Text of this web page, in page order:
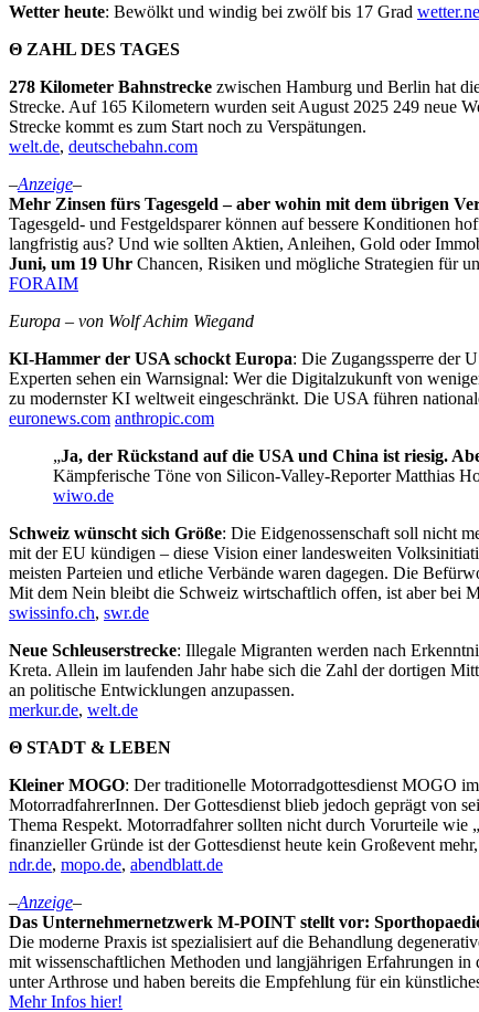
Wetter heute: Bewölkt und windig bei zwölf bis 17 Grad
Θ ZAHL DES TAGES
278 Kilometer Bahnstrecke zwischen Hamburg und Berlin hat
Strecke. Auf 165 Kilometern wurden seit August 2025 249 neue
Strecke kommt es zum Start noch zu Verspätungen.
welt.de, deutschebahn.com
–Anzeige–
Mehr Zinsen fürs Tagesgeld – aber wohin mit dem übrigen
Tagesgeld- und Festgeldsparer können auf bessere Konditionen
langfristig aus? Und wie sollten Aktien, Anleihen, Gold oder
Juni, um 19 Uhr Chancen, Risiken und mögliche Strategien für
FORAIM
Europa – von Wolf Achim Wiegand
KI-Hammer der USA schockt Europa: Die Zugangssperre der
Experten sehen ein Warnsignal: Wer die Digitalzukunft von
zu modernster KI weltweit eingeschränkt. Die USA führen
euronews.com anthropic.com
„Ja, der Rückstand auf die USA und China ist riesig.
Kämpferische Töne von Silicon-Valley-Reporter Matthias
wiwo.de
Schweiz wünscht sich Größe: Die Eidgenossenschaft soll nicht
mit der EU kündigen – diese Vision einer landesweiten
meisten Parteien und etliche Verbände waren dagegen. Die
Mit dem Nein bleibt die Schweiz wirtschaftlich offen, ist aber bei
swissinfo.ch, swr.de
Neue Schleuserstrecke: Illegale Migranten werden nach
Kreta. Allein im laufenden Jahr habe sich die Zahl der dortigen
an politische Entwicklungen anzupassen.
merkur.de, welt.de
Θ STADT & LEBEN
Kleiner MOGO: Der traditionelle Motorradgottesdienst MOGO
MotorradfahrerInnen. Der Gottesdienst blieb jedoch geprägt von
Thema Respekt. Motorradfahrer sollten nicht durch Vorurteile wie
finanzieller Gründe ist der Gottesdienst heute kein Großevent
ndr.de, mopo.de, abendblatt.de
–Anzeige–
Das Unternehmernetzwerk M-POINT stellt vor:
Die moderne Praxis ist spezialisiert auf die Behandlung
mit wissenschaftlichen Methoden und langjährigen Erfahrungen
unter Arthrose und haben bereits die Empfehlung für ein
Mehr Infos hier!